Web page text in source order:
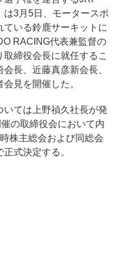
は3月5日、モータースポ
いる鈴鹿サーキットに
RACING代表兼監督の
締役会長に就任するこ
長、近藤真彦新会長、
見を開催した。
ては上野禎久社長が発
の取締役会において内
株主総会および同総会
式決定する。